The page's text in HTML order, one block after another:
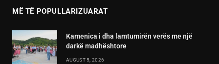
MË TË POPULLARIZUARAT
Kamenica i dha lamtumirën verës me një
darkë madhështore
AUGUST 5, 2026